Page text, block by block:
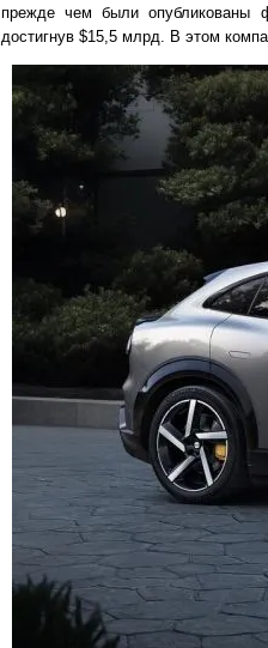
прежде чем были опубликованы
достигнув $15,5 млрд. В этом